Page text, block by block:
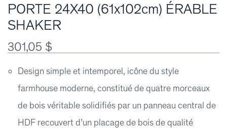
PORTE 24X40 (61x102cm) ÉRABLE
SHAKER
301,05 $
Design simple et intemporel, icône du style
farmhouse moderne, constitué de quatre morceaux
de bois véritable solidifiés par un panneau central de
HDF recouvert d’un placage de bois de qualité